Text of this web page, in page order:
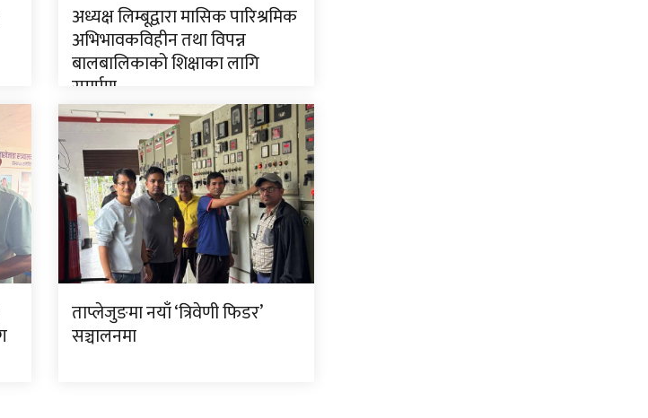
अध्यक्ष लिम्बूद्वारा मासिक पारिश्रमिक
अभिभावकविहीन तथा विपन्न
बालबालिकाको शिक्षाका लागि
समर्पण
ताप्लेजुङमा नयाँ ‘त्रिवेणी फिडर’
सञ्चालनमा